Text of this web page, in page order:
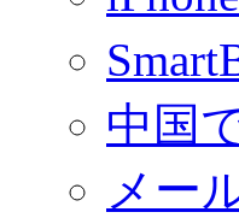
中国
メー